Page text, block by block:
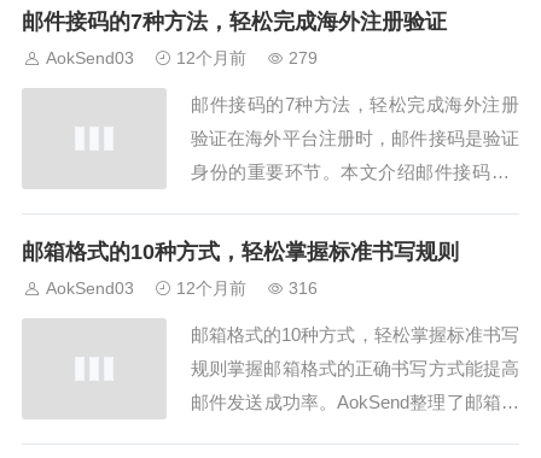
步骤操作，就能轻松搞定。今天我们就来
样的帮助。1. 邮件全部转到另一个邮
箱？...
邮件接码的7种方法，轻松完成海外注册验证
AokSend03 12个月前 279
邮件接码的7种方法，轻松完成海外注册
验证在海外平台注册时，邮件接码是验证
身份的重要环节。本文介绍邮件接码的7
时结合AokSend的邮箱服务体验。1. 使用
能。通过该功能，你可以快速收...
邮箱格式的10种方式，轻松掌握标准书写规则
AokSend03 12个月前 316
邮箱格式的10种方式，轻松掌握标准书写
规则掌握邮箱格式的正确书写方式能提高
邮件发送成功率。AokSend整理了邮箱格